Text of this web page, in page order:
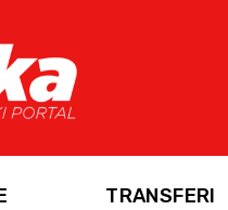
TRANSFERI